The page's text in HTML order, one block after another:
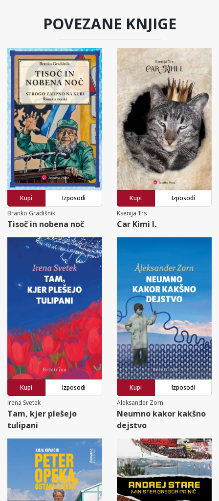
POVEZANE KNJIGE
Kupi
Izposodi
Branko Gradišnik
Tisoč in nobena noč
Kupi
Izposodi
Ksenija Trs
Car Kimi I.
Kupi
Izposodi
Irena Svetek
Tam, kjer plešejo
tulipani
Kupi
Izposodi
Aleksander Zorn
Neumno kakor kakšno
dejstvo